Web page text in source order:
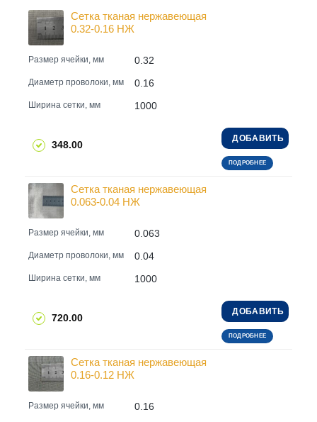
Сетка тканая нержавеющая
0.32-0.16 НЖ
Размер ячейки, мм 0.32
Диаметр проволоки, мм 0.16
Ширина сетки, мм 1000
348.00
ДОБАВИТЬ
ПОДРОБНЕЕ
Сетка тканая нержавеющая
0.063-0.04 НЖ
Размер ячейки, мм 0.063
Диаметр проволоки, мм 0.04
Ширина сетки, мм 1000
720.00
ДОБАВИТЬ
ПОДРОБНЕЕ
Сетка тканая нержавеющая
0.16-0.12 НЖ
Размер ячейки, мм 0.16